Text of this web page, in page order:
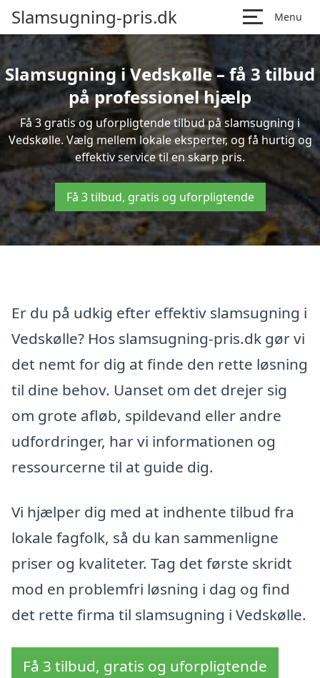
Slamsugning-pris.dk Menu
Slamsugning i Vedskølle – få 3 tilbud
på professionel hjælp
Få 3 gratis og uforpligtende tilbud på slamsugning i
Vedskølle. Vælg mellem lokale eksperter, og få hurtig og
effektiv service til en skarp pris.
Få 3 tilbud, gratis og uforpligtende
Er du på udkig efter effektiv slamsugning i
Vedskølle? Hos slamsugning-pris.dk gør vi
det nemt for dig at finde den rette løsning
til dine behov. Uanset om det drejer sig
om grote afløb, spildevand eller andre
udfordringer, har vi informationen og
ressourcerne til at guide dig.
Vi hjælper dig med at indhente tilbud fra
lokale fagfolk, så du kan sammenligne
priser og kvaliteter. Tag det første skridt
mod en problemfri løsning i dag og find
det rette firma til slamsugning i Vedskølle.
Få 3 tilbud, gratis og uforpligtende